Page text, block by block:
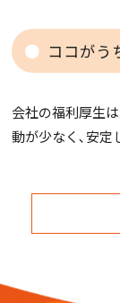
ココがう
会社の福利厚生
動が少なく､安定